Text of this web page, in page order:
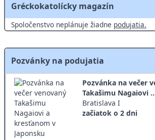
Gréckokatolícky magazín
Spoločenstvo neplánuje žiadne podujatia.
Pozvánky na podujatia
Pozvánka na večer
Takašimu Nagaiovi
Bratislava I
začiatok o 2 dni